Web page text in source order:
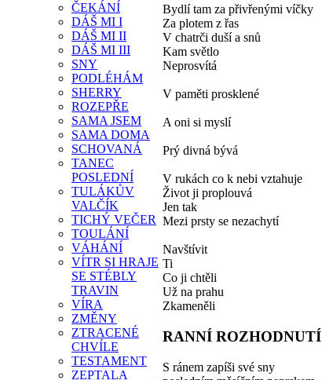
ČEKÁNÍ
DÁŠ MI I
DÁŠ MI II
DÁŠ MI III
SNY
PODLÉHÁM
SHERRY
ROZEPŘE
SAMA JSEM
SAMA DOMA
SCHOVANÁ
TANEC
POSLEDNÍ
TULÁKŮV
VALČÍK
TICHÝ VEČER
TOULÁNÍ
VÁHÁNÍ
VÍTR SI HRAJE
SE STÉBLY
TRAVIN
VÍRA
ZMĚNY
ZTRACENÉ
CHVÍLE
TESTAMENT
ZEPTALA
Bydlí tam za přivřenými víčky
Za plotem z řas
V chatrči duší a snů
Kam světlo
Neprosvítá
V paměti prosklené
A oni si myslí
Prý divná bývá
V rukách co k nebi vztahuje
Život ji proplouvá
Jen tak
Mezi prsty se nezachytí
Navštívit
Ti
Co ji chtěli
Už na prahu
Zkameněli
RANNÍ ROZHODNUTÍ
S ránem zapíši své sny